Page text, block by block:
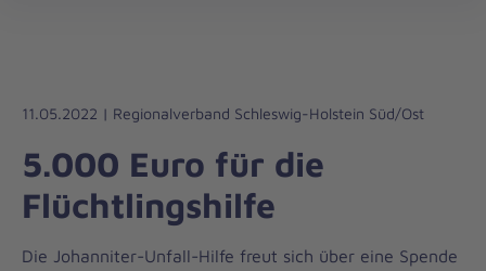
Liebe
Leben
11.05.2022 | Regionalverband Schleswig-Holstein Süd/Ost
5.000 Euro für die
Flüchtlingshilfe
Die Johanniter-Unfall-Hilfe freut sich über eine Spende